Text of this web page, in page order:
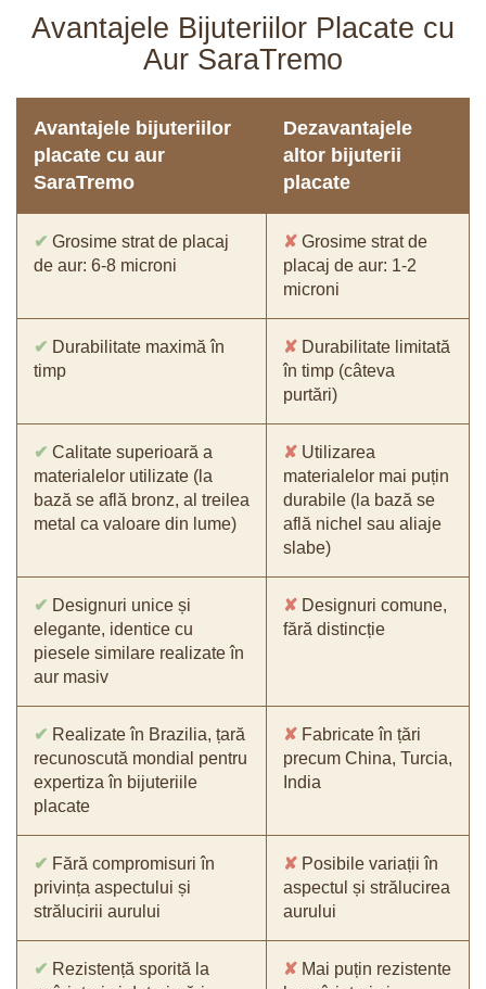
Avantajele Bijuteriilor Placate cu
Aur SaraTremo
Avantajele bijuteriilor
placate cu aur
SaraTremo
Dezavantajele
altor bijuterii
placate
✔ Grosime strat de placaj
de aur: 6-8 microni
✘ Grosime strat de
placaj de aur: 1-2
microni
✔ Durabilitate maximă în
timp
✘ Durabilitate limitată
în timp (câteva
purtări)
✔ Calitate superioară a
materialelor utilizate (la
bază se află bronz, al treilea
metal ca valoare din lume)
✘ Utilizarea
materialelor mai puțin
durabile (la bază se
află nichel sau aliaje
slabe)
✔ Designuri unice și
elegante, identice cu
piesele similare realizate în
aur masiv
✘ Designuri comune,
fără distincție
✔ Realizate în Brazilia, țară
recunoscută mondial pentru
expertiza în bijuteriile
placate
✘ Fabricate în țări
precum China, Turcia,
India
✔ Fără compromisuri în
privința aspectului și
strălucirii aurului
✘ Posibile variații în
aspectul și strălucirea
aurului
✔ Rezistență sporită la
✘ Mai puțin rezistente